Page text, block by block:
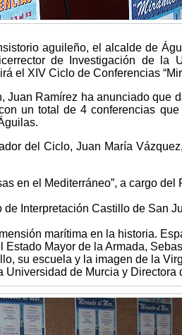
aguileño, el alcalde de
de Investigación de la
el XIV Ciclo de Conferencias
Juan Ramírez ha anunciado que
un total de 4 conferencias
del Ciclo, Juan María
en el Mediterráneo”, a cargo
de Interpretación Castillo de San
marítima en la historia.
Estado Mayor de la Armada,
su escuela y la imagen de la
Universidad de Murcia y